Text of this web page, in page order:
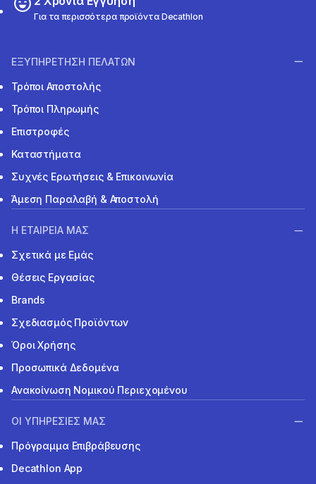
Για τα περισσότερα προϊόντα Decathlon
ΕΞΥΠΗΡΕΤΗΣΗ ΠΕΛΑΤΩΝ
Τρόποι Αποστολής
Τρόποι Πληρωμής
Επιστροφές
Καταστήματα
Συχνές Ερωτήσεις & Επικοινωνία
Άμεση Παραλαβή & Αποστολή
Η ΕΤΑΙΡΕΙΑ ΜΑΣ
Σχετικά με Εμάς
Θέσεις Εργασίας
Brands
Σχεδιασμός Προϊόντων
Όροι Χρήσης
Προσωπικά Δεδομένα
Ανακοίνωση Νομικού Περιεχομένου
ΟΙ ΥΠΗΡΕΣΙΕΣ ΜΑΣ
Πρόγραμμα Επιβράβευσης
Decathlon App